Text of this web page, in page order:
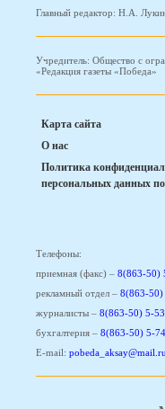
Главный редактор: Н.А.
Учредитель: Общество с
«Редакция газеты «Победа»
Карта сайта
О нас
Политика
персональных данных
Телефоны:
приемная (факс) – 8(863-50)
рекламный отдел – 8(863-
журналисты – 8(863-50) 5-
бухгалтерия – 8(863-50) 5-
E-mail: pobeda_aksay@mail.ru